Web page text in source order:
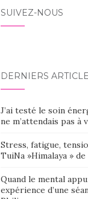
SUIVEZ-NOUS
DERNIERS
J’ai testé le soin
ne m’attendais pas
Stress, fatigue,
TuiNa »Himalaya » de
Quand le mental
expérience d’une